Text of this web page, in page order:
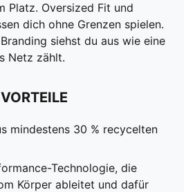
Platz. Oversized Fit und
dich ohne Grenzen spielen.
siehst du aus wie eine
Netz zählt.
mindestens 30 % recycelten
Technologie, die
Körper ableitet und dafür